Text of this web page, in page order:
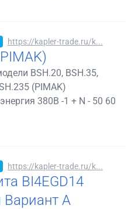
https://kapler-trade.ru/k...
BSH.20, BSH.35,
(PIMAK)
380В -1 + N - 50 60
https://kapler-trade.ru/k...
BI4EGD14
А